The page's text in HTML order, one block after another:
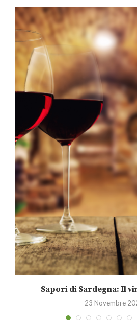
Sapori di Sardegna: Il
23 Novembre